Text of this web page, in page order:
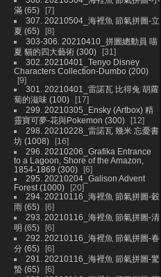
滿 (65)
7
307. 20210504_海裡魚 節氣拼圖-立
夏 (65)
8
303-306. 20210410_拼圖總動員 喵
夏 貓的四大藝術 (300)
31
302. 20210401_Tenyo Disney
Characters Collection-Dumbo (200)
9
301. 20210401_雷諾瓦 比得兔 胡蘿
蔔的滋味 (100)
17
299. 20210305_Ensky (Artbox) 精
靈寶可夢-花與Pokemon (300)
12
298. 20210228_雷諾瓦 幾米 忘憂書
坊 (1008)
16
296. 20210206_Grafika Entrance
to a Lagoon, Shore of the Amazon,
1854-1869 (300)
6
295. 20210204_Galison Advent
Forest (1000)
20
294. 20210116_海裡魚 節氣拼圖-穀
雨 (65)
6
293. 20210116_海裡魚 節氣拼圖-清
明 (65)
6
292. 20210116_海裡魚 節氣拼圖-春
分 (65)
6
291. 20210116_海裡魚 節氣拼圖-驚
蟄 (65)
6